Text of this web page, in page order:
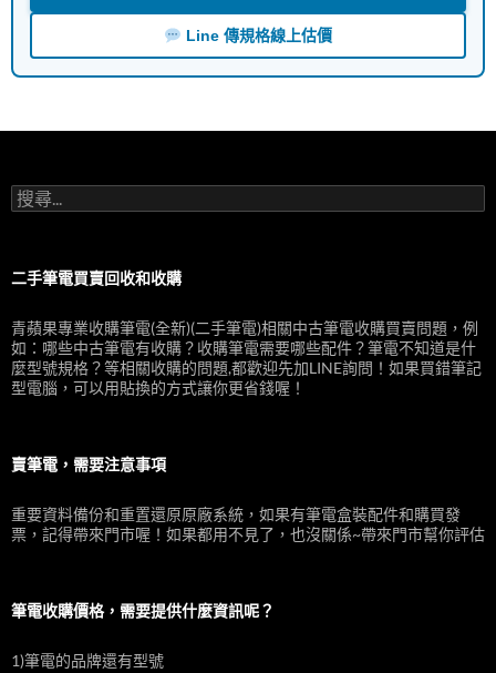
Line 傳規格線上估價
搜
尋
字:
二手筆電買賣回收和收購
青蘋果專業收購筆電(全新)(二手筆電)相關中古筆電收購買賣問題，例
如：哪些中古筆電有收購？收購筆電需要哪些配件？筆電不知道是什
麼型號規格？等相關收購的問題,都歡迎先加LINE詢問！如果買錯筆記
型電腦，可以用貼換的方式讓你更省錢喔！
賣筆電，需要注意事項
重要資料備份和重置還原原廠系統，如果有筆電盒裝配件和購買發
票，記得帶來門市喔！如果都用不見了，也沒關係~帶來門市幫你評估
筆電收購價格，需要提供什麼資訊呢？
1)筆電的品牌還有型號